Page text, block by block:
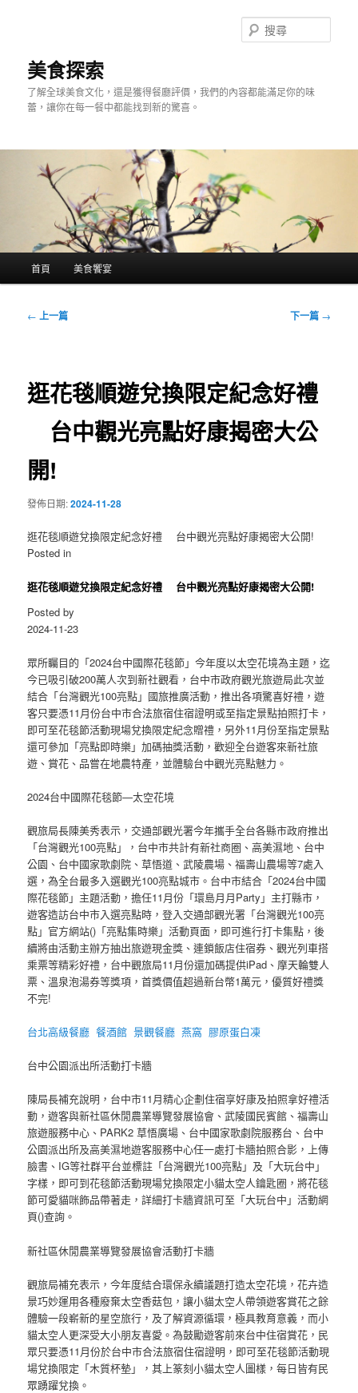
美食探索
了解全球美食文化，還是獲得餐廳評價，我們的內容都能滿足你的味
蕾，讓你在每一餐中都能找到新的驚喜。
尋
首頁 美食饗宴
文
← 上一篇 下一篇 →
逛花毯順遊兌換限定紀念好禮
台中觀光亮點好康揭密大公
開!
發佈日期:2024-11-28
逛花毯順遊兌換限定紀念好禮 台中觀光亮點好康揭密大公開!
Posted in
逛花毯順遊兌換限定紀念好禮 台中觀光亮點好康揭密大公開!
Posted by
2024-11-23
眾所矚目的「2024台中國際花毯節」今年度以太空花境為主題，迄
今已吸引破200萬人次到新社觀看，台中市政府觀光旅遊局此次並
結合「台灣觀光100亮點」國旅推廣活動，推出各項驚喜好禮，遊
客只要憑11月份台中市合法旅宿住宿證明或至指定景點拍照打卡，
即可至花毯節活動現場兌換限定紀念贈禮，另外11月份至指定景點
還可參加「亮點即時樂」加碼抽獎活動，歡迎全台遊客來新社旅
遊、賞花、品嘗在地農特產，並體驗台中觀光亮點魅力。
2024台中國際花毯節—太空花境
觀旅局長陳美秀表示，交通部觀光署今年攜手全台各縣市政府推出
「台灣觀光100亮點」，台中市共計有新社商圈、高美濕地、台中
公園、台中國家歌劇院、草悟道、武陵農場、福壽山農場等7處入
選，為全台最多入選觀光100亮點城市。台中市結合「2024台中國
際花毯節」主題活動，擔任11月份「環島月月Party」主打縣市，
遊客造訪台中市入選亮點時，登入交通部觀光署「台灣觀光100亮
點」官方網站()「亮點集時樂」活動頁面，即可進行打卡集點，後
續將由活動主辦方抽出旅遊現金獎、連鎖飯店住宿券、觀光列車搭
乘票等精彩好禮，台中觀旅局11月份還加碼提供iPad、摩天輪雙人
票、溫泉泡湯券等獎項，首獎價值超過新台幣1萬元，優質好禮獎
不完!
台北高級餐廳 餐酒館 景觀餐廳 燕窩 膠原蛋白凍
台中公園派出所活動打卡牆
陳局長補充說明，台中市11月精心企劃住宿享好康及拍照拿好禮活
動，遊客與新社區休閒農業導覽發展協會、武陵國民賓館、福壽山
旅遊服務中心、PARK2 草悟廣場、台中國家歌劇院服務台、台中
公園派出所及高美濕地遊客服務中心任一處打卡牆拍照合影，上傳
臉書、IG等社群平台並標註「台灣觀光100亮點」及「大玩台中」
字樣，即可到花毯節活動現場兌換限定小貓太空人鑰匙圈，將花毯
節可愛貓咪飾品帶著走，詳細打卡牆資訊可至「大玩台中」活動網
頁()查詢。
新社區休閒農業導覽發展協會活動打卡牆
觀旅局補充表示，今年度結合環保永續議題打造太空花境，花卉造
景巧妙運用各種廢棄太空香菇包，讓小貓太空人帶領遊客賞花之餘
體驗一段嶄新的星空旅行，及了解資源循環，極具教育意義，而小
貓太空人更深受大小朋友喜愛。為鼓勵遊客前來台中住宿賞花，民
眾只要憑11月份於台中市合法旅宿住宿證明，即可至花毯節活動現
場兌換限定「木質杯墊」，其上篆刻小貓太空人圖樣，每日皆有民
眾踴躍兌換。